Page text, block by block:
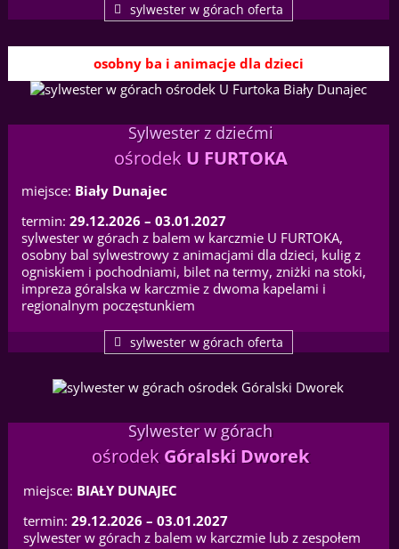
sylwester w górach oferta
osobny ba i animacje dla dzieci
Sylwester z dziećmi
ośrodek U FURTOKA
miejsce: Biały Dunajec
termin: 29.12.2026 – 03.01.2027
sylwester w górach z balem w karczmie U FURTOKA,
osobny bal sylwestrowy z animacjami dla dzieci, kulig z
ogniskiem i pochodniami, bilet na termy, zniżki na stoki,
impreza góralska w karczmie z dwoma kapelami i
regionalnym poczęstunkiem
sylwester w górach oferta
Sylwester w górach
ośrodekGóralski Dworek
miejsce: BIAŁY DUNAJEC
termin: 29.12.2026 – 03.01.2027
sylwester w górach z balem w karczmie lub z zespołem